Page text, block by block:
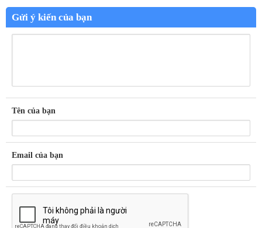
Gửi ý kiến của bạn
Tên của bạn
Email của bạn